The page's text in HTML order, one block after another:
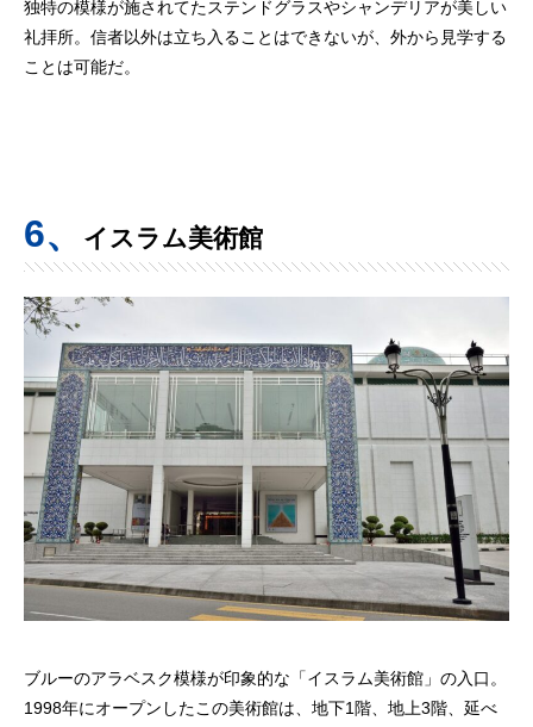
独特の模様が施されてたステンドグラスやシャンデリアが美しい
礼拝所。信者以外は立ち入ることはできないが、外から見学する
ことは可能だ。
6、 イスラム美術館
ブルーのアラベスク模様が印象的な「イスラム美術館」の入口。
1998年にオープンしたこの美術館は、地下1階、地上3階、延べ